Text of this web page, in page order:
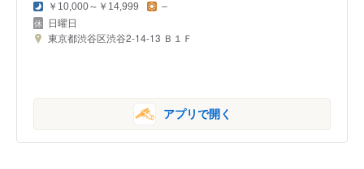
￥10,000～￥14,999 –
日曜日
東京都渋谷区渋谷2-14-13 Ｂ１Ｆ
アプリで開く